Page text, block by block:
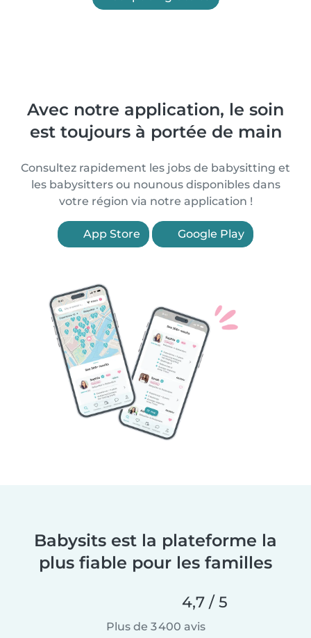
Avec notre application, le soin
est toujours à portée de main
Consultez rapidement les jobs de babysitting et
les babysitters ou nounous disponibles dans
votre région via notre application !
App Store Google Play
Babysits est la plateforme la
plus fiable pour les familles
4,7 / 5
Plus de 3 400 avis